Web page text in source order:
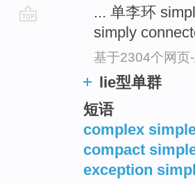
... 单李环
simply
基于2304个网页-
lie型单群
短语
complex
compact
exception